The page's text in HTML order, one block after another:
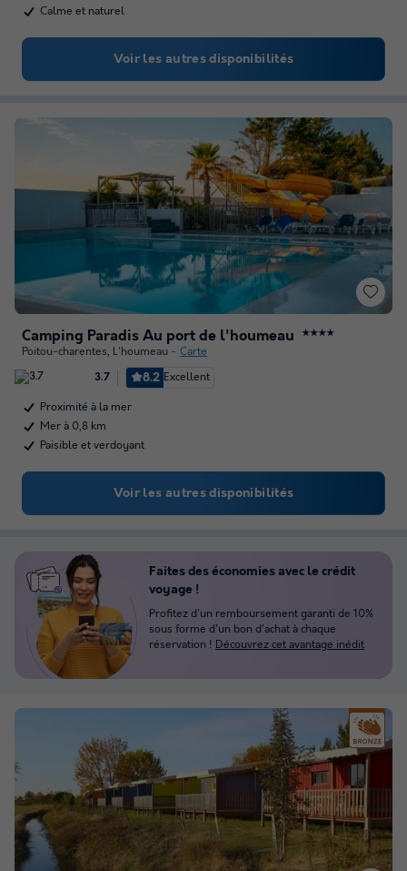
Calme et naturel
Voir les autres disponibilités
Camping Paradis Au port de l'houmeau ★★★★
Poitou-charentes, L'houmeau Carte
3.7 8.2 Excellent
Proximité à la mer
Mer à 0,8 km
Paisible et verdoyant
Voir les autres disponibilités
Faites des économies avec le crédit
voyage !
Profitez d'un remboursement garanti de 10%
sous forme d'un bon d'achat à chaque
réservation ! Découvrez cet avantage inédit